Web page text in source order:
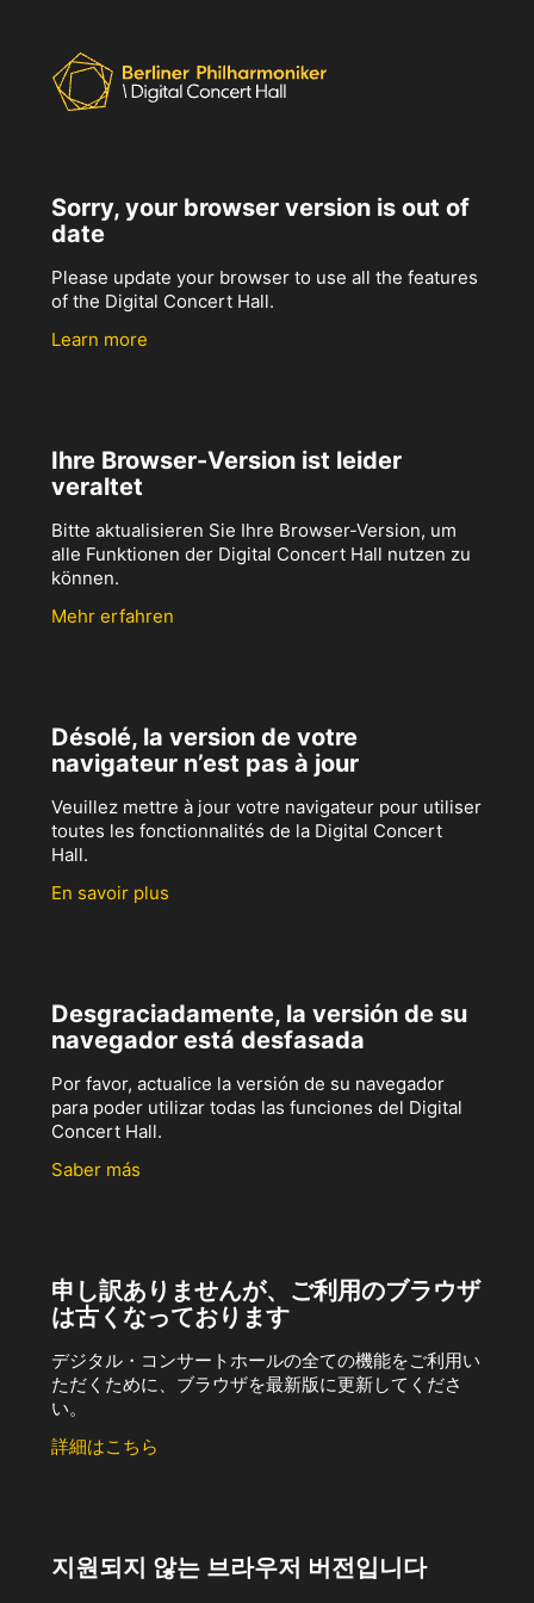
Sorry, your browser version is out of
date
Please update your browser to use all the features
of the Digital Concert Hall.
Learn more
Ihre Browser-Version ist leider
veraltet
Bitte aktualisieren Sie Ihre Browser-Version, um
alle Funktionen der Digital Concert Hall nutzen zu
können.
Mehr erfahren
Désolé, la version de votre
navigateur n’est pas à jour
Veuillez mettre à jour votre navigateur pour utiliser
toutes les fonctionnalités de la Digital Concert
Hall.
En savoir plus
Desgraciadamente, la versión de su
navegador está desfasada
Por favor, actualice la versión de su navegador
para poder utilizar todas las funciones del Digital
Concert Hall.
Saber más
申し訳ありませんが、ご利用のブラウザ
は古くなっております
デジタル・コンサートホールの全ての機能をご利用い
ただくために、ブラウザを最新版に更新してくださ
い。
詳細はこちら
지원되지 않는 브라우저 버전입니다